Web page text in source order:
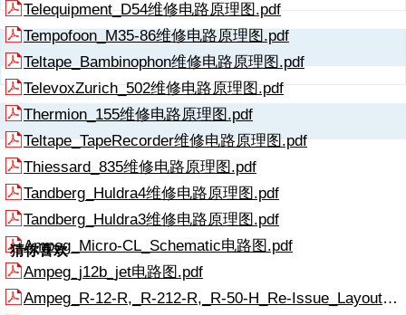
关《Tenor_T35A维修电路原理图.pdf（1页珍藏版）》请在收音机爱好
者资料库上搜索。
RadioFans.CN 收音机爱 好者资料库
Telequipment_D54维修电路原理图.pdf
Tempofoon_M35-86维修电路原理图.pdf
Teltape_Bambinophon维修电路原理图.pdf
TelevoxZurich_502维修电路原理图.pdf
Thermion_155维修电路原理图.pdf
Teltape_TapeRecorder维修电路原理图.pdf
Thiessard_835维修电路原理图.pdf
Tandberg_Huldra4维修电路原理图.pdf
Tandberg_Huldra3维修电路原理图.pdf
猜你喜欢
Ampeg_Micro-CL_Schematic电路图.pdf
Ampeg_j12b_jet电路图.pdf
Ampeg_R-12-R,_R-212-R,_R-50-H_Re-Issue_Layout电路图.pdf